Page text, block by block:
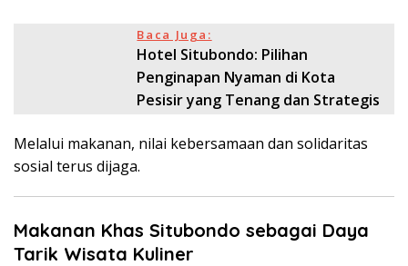
Baca Juga:
Hotel Situbondo: Pilihan
Penginapan Nyaman di Kota
Pesisir yang Tenang dan Strategis
Melalui makanan, nilai kebersamaan dan solidaritas
sosial terus dijaga.
Makanan Khas Situbondo sebagai Daya
Tarik Wisata Kuliner